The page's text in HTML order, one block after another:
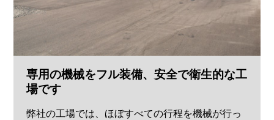
専用の機械をフル装備、安全で衛生的な工
場です
弊社の工場では、ほぼすべての行程を機械が行っ